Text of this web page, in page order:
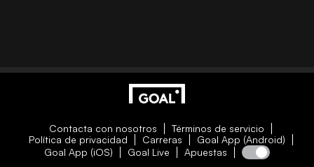
Contacta con nosotros
Términos de servicio
Política de privacidad
Carreras
Goal App (Android)
Goal App (iOS)
Goal Live Apuestas